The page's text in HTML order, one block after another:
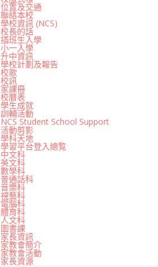
位置及交通
聯絡本校
學校資訊 (NCS)
校長的話
插班生入學
小一入學
升中資訊
學校計劃及報告
校歌
校訊
家課冊
校曆表
學生成就
訓輔活動
NCS Student School Support
活動剪影
學科天地
學習平台登入總覧
中文科
英文科
數學科
普通話科
音樂科
視藝科
電腦科
體育科
人文科
圖書課
家長資訊
家教會簡介
家教會活動
家長資源